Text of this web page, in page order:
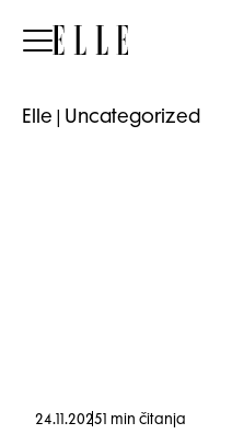
Elle
Elle Uncategorized
24.11.2025 1 min čitanja